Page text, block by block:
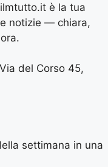
è la tua
notizie — chiara,
del Corso 45,
settimana in una